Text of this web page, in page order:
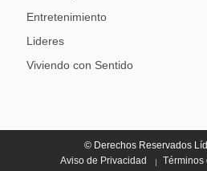
Entretenimiento
Lideres
Viviendo con Sentido
© Derechos Reservados
Aviso de Privacidad
Términos